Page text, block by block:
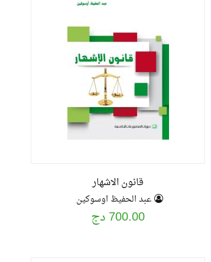
قانون الاشهار
عبد الحفيظ اوسوكين
700.00 دج